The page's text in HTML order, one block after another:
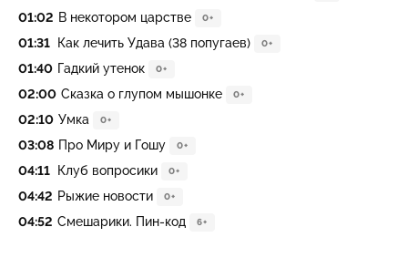
01:02 В некотором царстве 0+
01:31 Как лечить Удава (38 попугаев) 0+
01:40 Гадкий утенок 0+
02:00 Сказка о глупом мышонке 0+
02:10 Умка 0+
03:08 Про Миру и Гошу 0+
04:11 Клуб вопросики 0+
04:42 Рыжие новости 0+
04:52 Смешарики. Пин-код 6+